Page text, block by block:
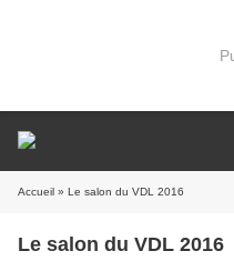
Accueil » Le salon du VDL 2016
Le salon du VDL 2016